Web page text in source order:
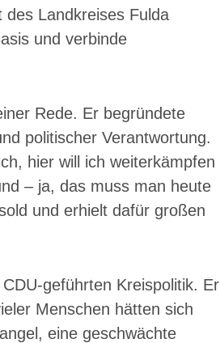
Landkreises Fulda
und verbinde
Rede. Er begründete
politischer Verantwortung.
hier will ich weiterkämpfen
– ja, das muss man heute
und erhielt dafür großen
geführten Kreispolitik. Er
Menschen hätten sich
eine geschwächte